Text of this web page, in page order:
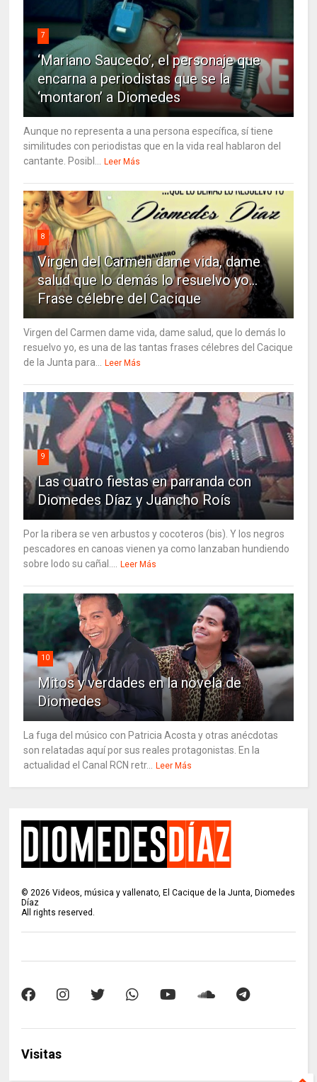
7
‘Mariano Saucedo’, el personaje que
encarna a periodistas que se la
‘montaron’ a Diomedes
Aunque no representa a una persona específica, sí tiene
similitudes con periodistas que en la vida real hablaron del
cantante. Posibl...
Leer Más
8
Virgen del Carmen dame vida, dame
salud que lo demás lo resuelvo yo…
Frase célebre del Cacique
Virgen del Carmen dame vida, dame salud, que lo demás lo
resuelvo yo, es una de las tantas frases célebres del Cacique
de la Junta para...
Leer Más
9
Las cuatro fiestas en parranda con
Diomedes Díaz y Juancho Roís
Por la ribera se ven arbustos y cocoteros (bis). Y los negros
pescadores en canoas vienen ya como lanzaban hundiendo
sobre lodo su cañal....
Leer Más
10
Mitos y verdades en la novela de
Diomedes
La fuga del músico con Patricia Acosta y otras anécdotas
son relatadas aquí por sus reales protagonistas. En la
actualidad el Canal RCN retr...
Leer Más
©2026 Videos, música y vallenato, El Cacique de la Junta, Diomedes
Díaz
All rights reserved.
Visitas